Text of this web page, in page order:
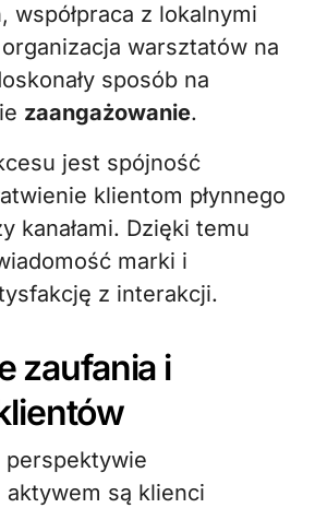
współpraca z lokalnymi
warsztatów na
sposób na
zaangażowanie.
jest spójność
klientom płynnego
kanałami. Dzięki temu
marki i
z interakcji.
zaufania i
perspektywie
są klienci